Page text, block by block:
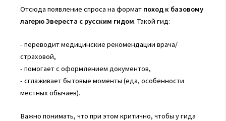
Отсюда появление спроса на формат поход к базовому
лагерю Эвереста с русским гидом. Такой гид:
- переводит медицинские рекомендации врача/
страховой,
- помогает с оформлением документов,
- сглаживает бытовые моменты (еда, особенности
местных обычаев).
Важно понимать, что при этом критично, чтобы у гида